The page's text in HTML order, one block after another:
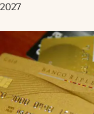
2027